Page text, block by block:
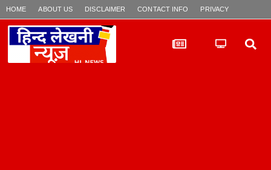
HOME ABOUT US DISCLAIMER CONTACT INFO PRIVACY POLICY